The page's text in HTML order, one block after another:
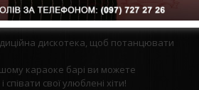
розіграш неймовірних подарунків
дискотека, щоб потанцювати
караоке барі ви можете
співати свої улюблені хіти!